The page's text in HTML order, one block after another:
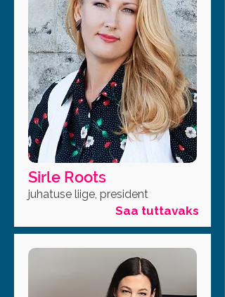
Sirle Roots
juhatuse liige, president
Saa tuttavaks